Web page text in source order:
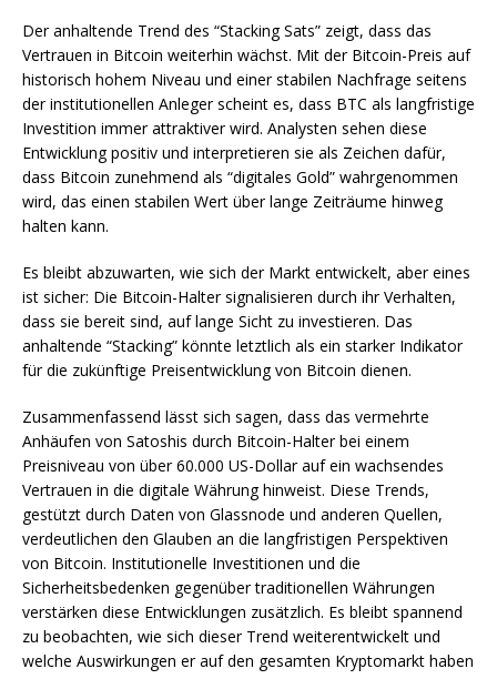
Der anhaltende Trend des “Stacking Sats” zeigt, dass das
Vertrauen in Bitcoin weiterhin wächst. Mit der Bitcoin-Preis auf
historisch hohem Niveau und einer stabilen Nachfrage seitens
der institutionellen Anleger scheint es, dass BTC als langfristige
Investition immer attraktiver wird. Analysten sehen diese
Entwicklung positiv und interpretieren sie als Zeichen dafür,
dass Bitcoin zunehmend als “digitales Gold” wahrgenommen
wird, das einen stabilen Wert über lange Zeiträume hinweg
halten kann.
Es bleibt abzuwarten, wie sich der Markt entwickelt, aber eines
ist sicher: Die Bitcoin-Halter signalisieren durch ihr Verhalten,
dass sie bereit sind, auf lange Sicht zu investieren. Das
anhaltende “Stacking” könnte letztlich als ein starker Indikator
für die zukünftige Preisentwicklung von Bitcoin dienen.
Zusammenfassend lässt sich sagen, dass das vermehrte
Anhäufen von Satoshis durch Bitcoin-Halter bei einem
Preisniveau von über 60.000 US-Dollar auf ein wachsendes
Vertrauen in die digitale Währung hinweist. Diese Trends,
gestützt durch Daten von Glassnode und anderen Quellen,
verdeutlichen den Glauben an die langfristigen Perspektiven
von Bitcoin. Institutionelle Investitionen und die
Sicherheitsbedenken gegenüber traditionellen Währungen
verstärken diese Entwicklungen zusätzlich. Es bleibt spannend
zu beobachten, wie sich dieser Trend weiterentwickelt und
welche Auswirkungen er auf den gesamten Kryptomarkt haben